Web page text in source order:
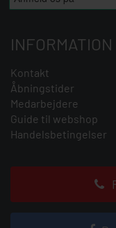
INFORMATION
Kontakt
Åbningstider
Medarbejdere
Guide til webshop
Handelsbetingelser